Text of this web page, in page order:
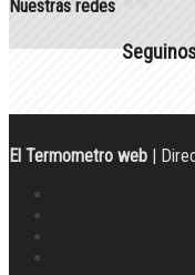
Nuestras redes
El Termometro web |